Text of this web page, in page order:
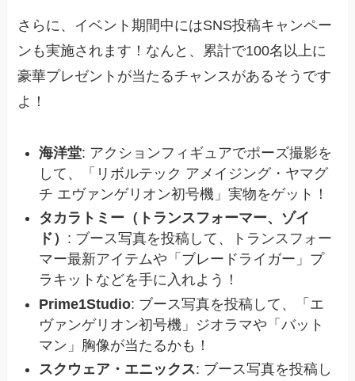
さらに、イベント期間中にはSNS投稿キャンペー
ンも実施されます！なんと、累計で100名以上に
豪華プレゼントが当たるチャンスがあるそうです
よ！
海洋堂: アクションフィギュアでポーズ撮影を
して、「リボルテック アメイジング・ヤマグ
チ エヴァンゲリオン初号機」実物をゲット！
タカラトミー（トランスフォーマー、ゾイ
ド） : ブース写真を投稿して、トランスフォー
マー最新アイテムや「ブレードライガー」プ
ラキットなどを手に入れよう！
Prime1Studio: ブース写真を投稿して、「エ
ヴァンゲリオン初号機」ジオラマや「バット
マン」胸像が当たるかも！
スクウェア・エニックス: ブース写真を投稿し